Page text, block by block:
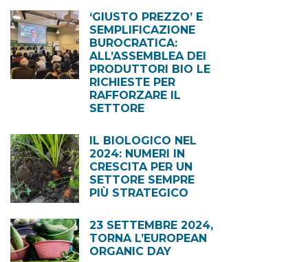
‘GIUSTO PREZZO’ E
SEMPLIFICAZIONE
BUROCRATICA:
ALL’ASSEMBLEA DEI
PRODUTTORI BIO LE
RICHIESTE PER
RAFFORZARE IL
SETTORE
IL BIOLOGICO NEL
2024: NUMERI IN
CRESCITA PER UN
SETTORE SEMPRE
PIÙ STRATEGICO
23 SETTEMBRE 2024,
TORNA L’EUROPEAN
ORGANIC DAY